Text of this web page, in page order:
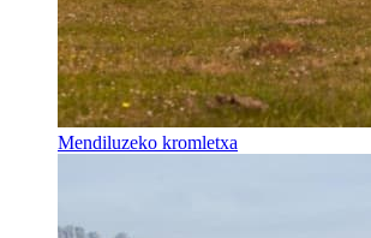
Mendiluzeko kromletxa